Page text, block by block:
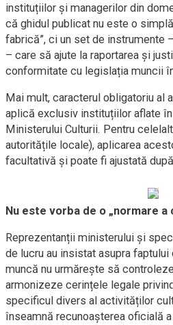
instituțiilor și managerilor din
că ghidul publicat nu este o
fabrică”, ci un set de instrumente
– care să ajute la raportarea și
conformitate cu legislația muncii
Mai mult, caracterul obligatoriu al
aplică exclusiv instituțiilor aflate
Ministerului Culturii. Pentru
autoritățile locale), aplicarea
facultativă și poate fi ajustată
Nu este vorba de o „normare a
Reprezentanții ministerului și
de lucru au insistat asupra
muncă nu urmărește să
armonizeze cerințele legale
specificul divers al activităților
înseamnă recunoașterea oficială